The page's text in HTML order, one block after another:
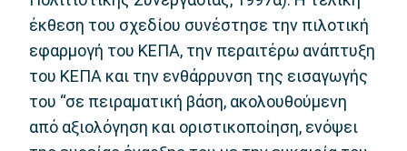
έκθεση του σχεδίου συνέστησε την πιλοτική
εφαρμογή του ΚΕΠΑ, την περαιτέρω ανάπτυξη
του ΚΕΠΑ και την ενθάρρυνση της εισαγωγής
του “σε πειραματική βάση, ακολουθούμενη
από αξιολόγηση και οριστικοποίηση, ενόψει